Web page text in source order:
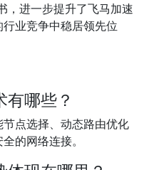
，进一步提升了飞马加速
业竞争中稳居领先位
哪些？
点选择、动态路由优化
的网络连接。